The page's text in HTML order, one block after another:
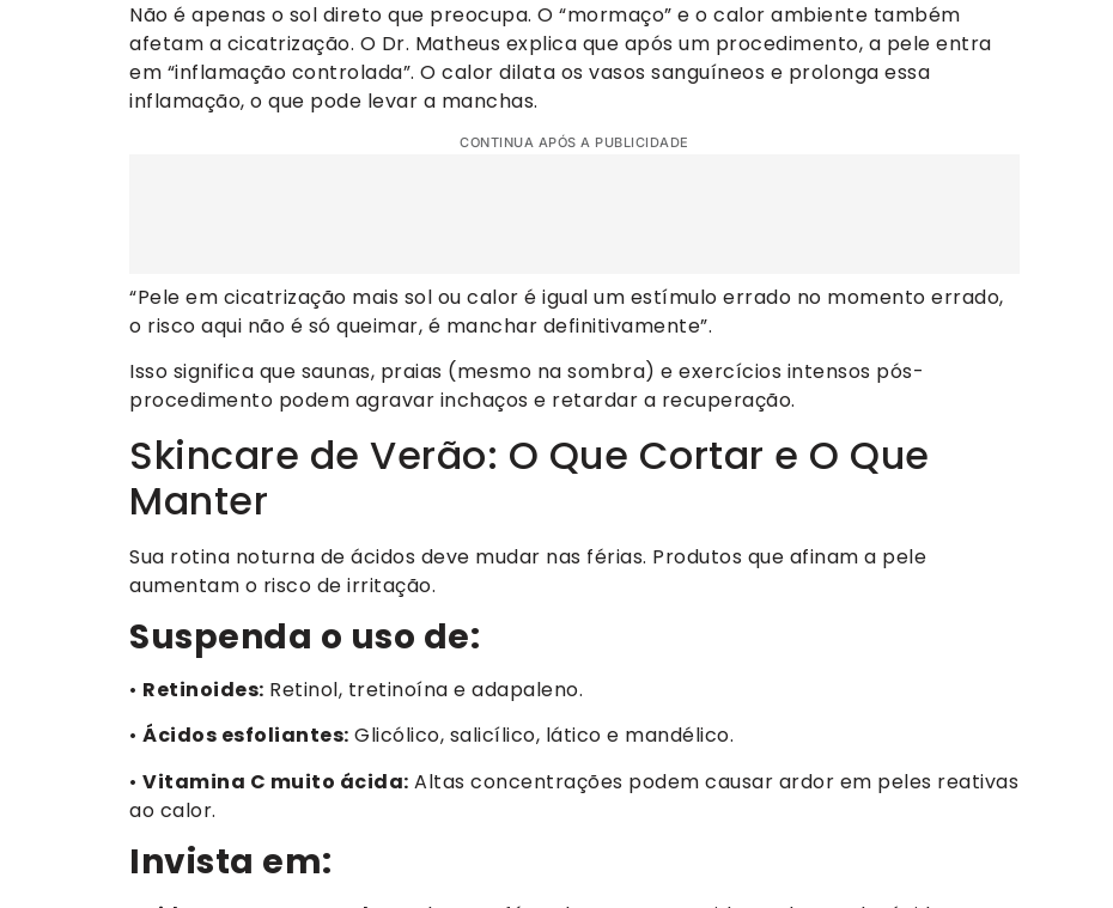
Não é apenas o sol direto que preocupa. O “mormaço” e o calor ambiente também
afetam a cicatrização. O Dr. Matheus explica que após um procedimento, a pele entra
em “inflamação controlada”. O calor dilata os vasos sanguíneos e prolonga essa
inflamação, o que pode levar a manchas.
CONTINUA APÓS A PUBLICIDADE
“Pele em cicatrização mais sol ou calor é igual um estímulo errado no momento errado,
o risco aqui não é só queimar, é manchar definitivamente”.
Isso significa que saunas, praias (mesmo na sombra) e exercícios intensos pós-
procedimento podem agravar inchaços e retardar a recuperação.
Skincare de Verão: O Que Cortar e O Que
Manter
Sua rotina noturna de ácidos deve mudar nas férias. Produtos que afinam a pele
aumentam o risco de irritação.
Suspenda o uso de:
• Retinoides: Retinol, tretinoína e adapaleno.
• Ácidos esfoliantes: Glicólico, salicílico, lático e mandélico.
• Vitamina C muito ácida: Altas concentrações podem causar ardor em peles reativas
ao calor.
Invista em: